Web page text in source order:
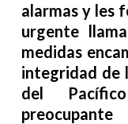
alarmas y les
urgente
medidas
integridad de
del